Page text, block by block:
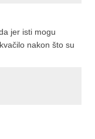
jer isti mogu
nakon što su